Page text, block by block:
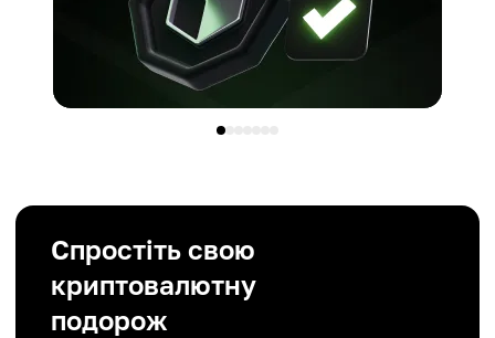
Спростіть свою
криптовалютну
подорож